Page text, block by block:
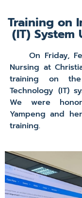
Training on
(IT) System
On Friday,
Nursing at
training on
Technology (IT)
We were
Yampeng and
training.